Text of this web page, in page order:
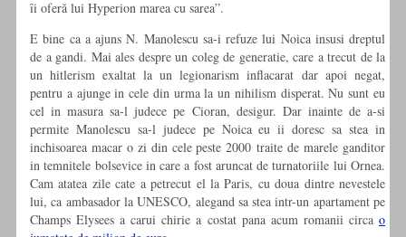
îi oferă lui Hyperion marea cu sarea”.
E bine ca a ajuns N. Manolescu sa-i refuze lui Noica insusi dreptul
de a gandi. Mai ales despre un coleg de generatie, care a trecut de la
un hitlerism exaltat la un legionarism inflacarat dar apoi negat,
pentru a ajunge in cele din urma la un nihilism disperat. Nu sunt eu
cel in masura sa-l judece pe Cioran, desigur. Dar inainte de a-si
permite Manolescu sa-l judece pe Noica eu ii doresc sa stea in
inchisoarea macar o zi din cele peste 2000 traite de marele ganditor
in temnitele bolsevice in care a fost aruncat de turnatoriile lui Ornea.
Cam atatea zile cate a petrecut el la Paris, cu doua dintre nevestele
lui, ca ambasador la UNESCO, alegand sa stea intr-un apartament pe
Champs Elysees a carui chirie a costat pana acum romanii circa o